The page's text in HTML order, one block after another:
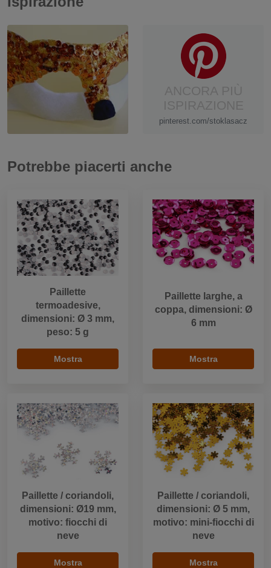
pinterest.com/stoklasacz
Potrebbe piacerti anche
Paillette
termoadesive,
dimensioni: Ø 3 mm,
peso: 5 g
Mostra
Paillette larghe, a
coppa, dimensioni: Ø
6 mm
Mostra
Paillette / coriandoli,
dimensioni: Ø19 mm,
motivo: fiocchi di
neve
Mostra
Paillette / coriandoli,
dimensioni: Ø 5 mm,
motivo: mini-fiocchi di
neve
Mostra